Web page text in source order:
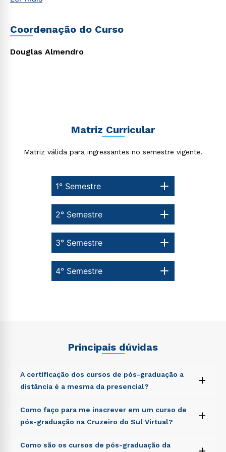
Coordenação do Curso
Douglas Almendro
Matriz Curricular
Matriz válida para ingressantes no semestre vigente.
1° Semestre
4° Semestre
3° Semestre
2° Semestre
Principais dúvidas
A certificação dos cursos de pós-graduação a
distância é a mesma da presencial?
+
Sed ut perspiciatis unde omnis iste natus error sit
voluptatem accusantium doloremque laudantium,
totam rem aperiam, eaque ipsa quae ab illo inventore
explicabo. Nemo enim ipsam voluptatem quia
Como faço para me inscrever em um curso de
pós-graduação na Cruzeiro do Sul Virtual?
+
Sed ut perspiciatis unde omnis iste natus error sit
Como são os cursos de pós-graduação da
autorizo que meus dados sejam utilizados para o
envio de conteúdos da Cruzeiro do Sul.